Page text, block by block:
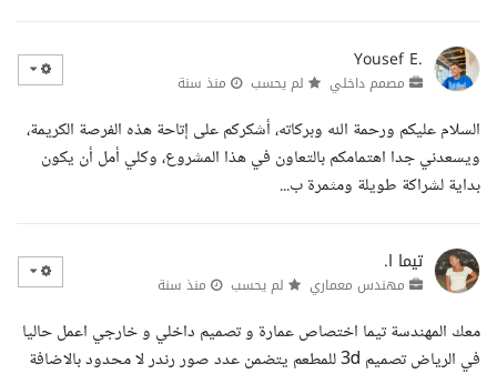
Yousef E.
مصمم داخلي لم يحسب منذ سنة
السلام عليكم ورحمة الله وبركاته، أشكركم على إتاحة هذه الفرصة الكريمة،
ويسعدني جدا اهتمامكم بالتعاون في هذا المشروع، وكلي أمل أن يكون
بداية لشراكة طويلة ومثمرة ب...
تيما ا.
مهندس معماري لم يحسب منذ سنة
معك المهندسة تيما اختصاص عمارة و تصميم داخلي و خارجي اعمل حاليا
في الرياض تصميم 3d للمطعم يتضمن عدد صور رندر لا محدود بالاضافة